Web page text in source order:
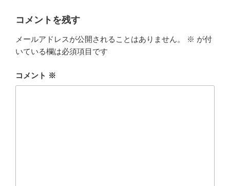
コメントを残す
メールアドレスが公開されることはありません。 ※ が付
いている欄は必須項目です
コメント ※